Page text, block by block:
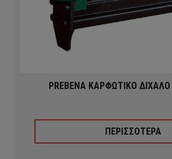
PREBENA ΚΑΡΦΩΤΙΚΟ
ΠΕΡΙΣΣΟΤΕΡΑ